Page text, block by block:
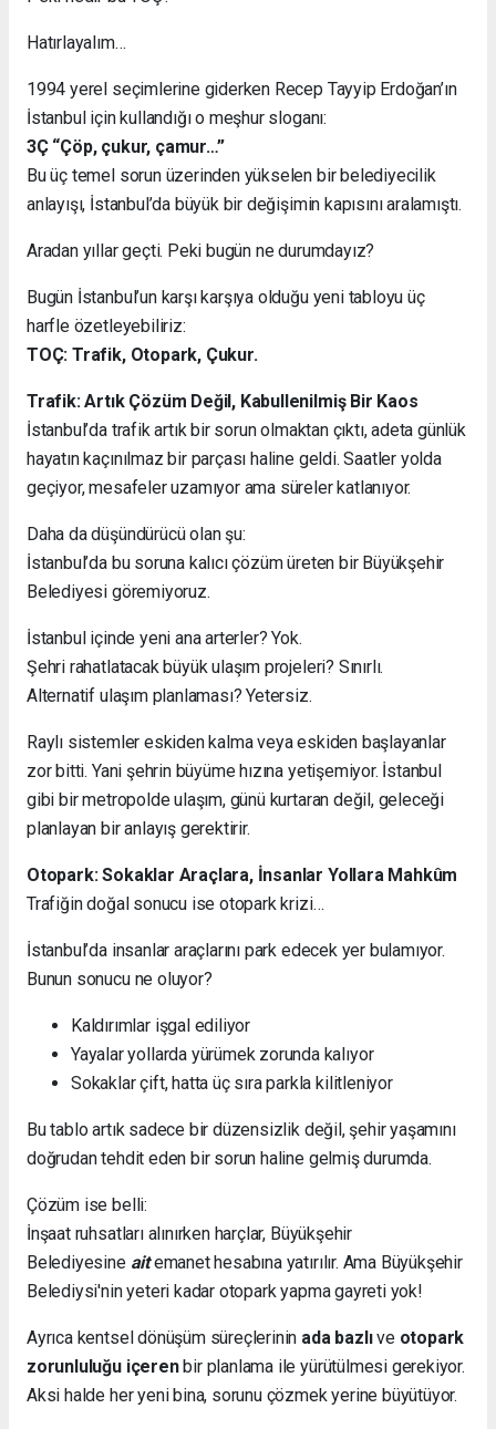
Hatırlayalım…
1994 yerel seçimlerine giderken Recep Tayyip Erdoğan’ın
İstanbul için kullandığı o meşhur sloganı:
3Ç “Çöp, çukur, çamur…”
Bu üç temel sorun üzerinden yükselen bir belediyecilik
anlayışı, İstanbul’da büyük bir değişimin kapısını aralamıştı.
Aradan yıllar geçti. Peki bugün ne durumdayız?
Bugün İstanbul’un karşı karşıya olduğu yeni tabloyu üç
harfle özetleyebiliriz:
TOÇ: Trafik, Otopark, Çukur.
Trafik: Artık Çözüm Değil, Kabullenilmiş Bir Kaos
İstanbul’da trafik artık bir sorun olmaktan çıktı, adeta günlük
hayatın kaçınılmaz bir parçası haline geldi. Saatler yolda
geçiyor, mesafeler uzamıyor ama süreler katlanıyor.
Daha da düşündürücü olan şu:
İstanbul’da bu soruna kalıcı çözüm üreten bir Büyükşehir
Belediyesi göremiyoruz.
İstanbul içinde yeni ana arterler? Yok.
Şehri rahatlatacak büyük ulaşım projeleri? Sınırlı.
Alternatif ulaşım planlaması? Yetersiz.
Raylı sistemler eskiden kalma veya eskiden başlayanlar
zor bitti. Yani şehrin büyüme hızına yetişemiyor. İstanbul
gibi bir metropolde ulaşım, günü kurtaran değil, geleceği
planlayan bir anlayış gerektirir.
Otopark: Sokaklar Araçlara, İnsanlar Yollara Mahkûm
Trafiğin doğal sonucu ise otopark krizi…
İstanbul’da insanlar araçlarını park edecek yer bulamıyor.
Bunun sonucu ne oluyor?
Kaldırımlar işgal ediliyor
Yayalar yollarda yürümek zorunda kalıyor
Sokaklar çift, hatta üç sıra parkla kilitleniyor
Bu tablo artık sadece bir düzensizlik değil, şehir yaşamını
doğrudan tehdit eden bir sorun haline gelmiş durumda.
Çözüm ise belli:
İnşaat ruhsatları alınırken harçlar, Büyükşehir
Belediyesine aitemanet hesabına yatırılır. Ama Büyükşehir
Belediysi'nin yeteri kadar otopark yapma gayreti yok!
Ayrıca kentsel dönüşüm süreçlerinin ada bazlıve otopark
zorunluluğu içerenbir planlama ile yürütülmesi gerekiyor.
Aksi halde her yeni bina, sorunu çözmek yerine büyütüyor.